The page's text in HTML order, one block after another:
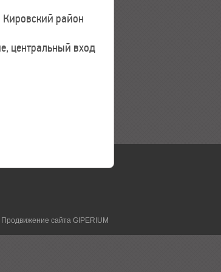
Кировский район
центральный вход
Продвижение сайта GIPERIUM